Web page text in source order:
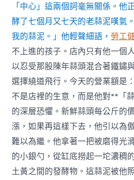
「中心」這兩個詞毫無關係。他
酵了七個月又七天的老蒜泥嘆氣
我的蒜泥。」他輕聲細語， 勞工
不上進的孩子。店內只有他一個
以忍受那股陳年蒜頭混合著鐵鏽
選擇繞道飛行。今天的營業額是
不是店裡的生意，而是他對**「
的深層恐懼。新鮮蒜頭每公斤的
漲，如果再這樣下去，他引以為
難以為繼。他拿著一把被磨得光
的小銀勺，從缸底撈起一坨濃稠
土黃之間的發酵物。這蒜泥被他